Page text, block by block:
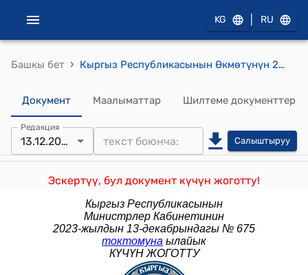
KG RU
Башкы бет › Кыргыз Республикасынын Өкмөтүнүн 2015-жылдын 27-августундагы № 607 "Кыргыз Республикасынын Өкмөтүнүн 2015-жылдын 11-мартындагы № 113 "Айыл чарбасын каржылоо - 3" долбоорун бекитүү жөнүндө" токтомуна өзгөртүүлөрдү киргизүү тууралуу" токтому
Документ Маалыматтар Шилтеме документтер
Редакция
13.12.2023 Салыштыруу
Эскертүү, бул документ күчүн жоготту!